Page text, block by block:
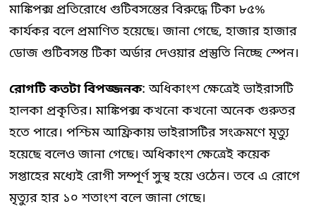
মাঙ্কিপক্স প্রতিরোধে গুটিবসন্তের বিরুদ্ধে টিকা ৮৫%
কার্যকর বলে প্রমাণিত হয়েছে। জানা গেছে, হাজার হাজার
ডোজ গুটিবসন্ত টিকা অর্ডার দেওয়ার প্রস্তুতি নিচ্ছে স্পেন।
রোগটি কতটা বিপজ্জনক: অধিকাংশ ক্ষেত্রেই ভাইরাসটি
হালকা প্রকৃতির। মাঙ্কিপক্স কখনো কখনো অনেক গুরুতর
হতে পারে। পশ্চিম আফ্রিকায় ভাইরাসটির সংক্রমণে মৃত্যু
হয়েছে বলেও জানা গেছে। অধিকাংশ ক্ষেত্রেই কয়েক
সপ্তাহের মধ্যেই রোগী সম্পূর্ণ সুস্থ হয়ে ওঠেন। তবে এ রোগে
মৃত্যুর হার ১০ শতাংশ বলে জানা গেছে।